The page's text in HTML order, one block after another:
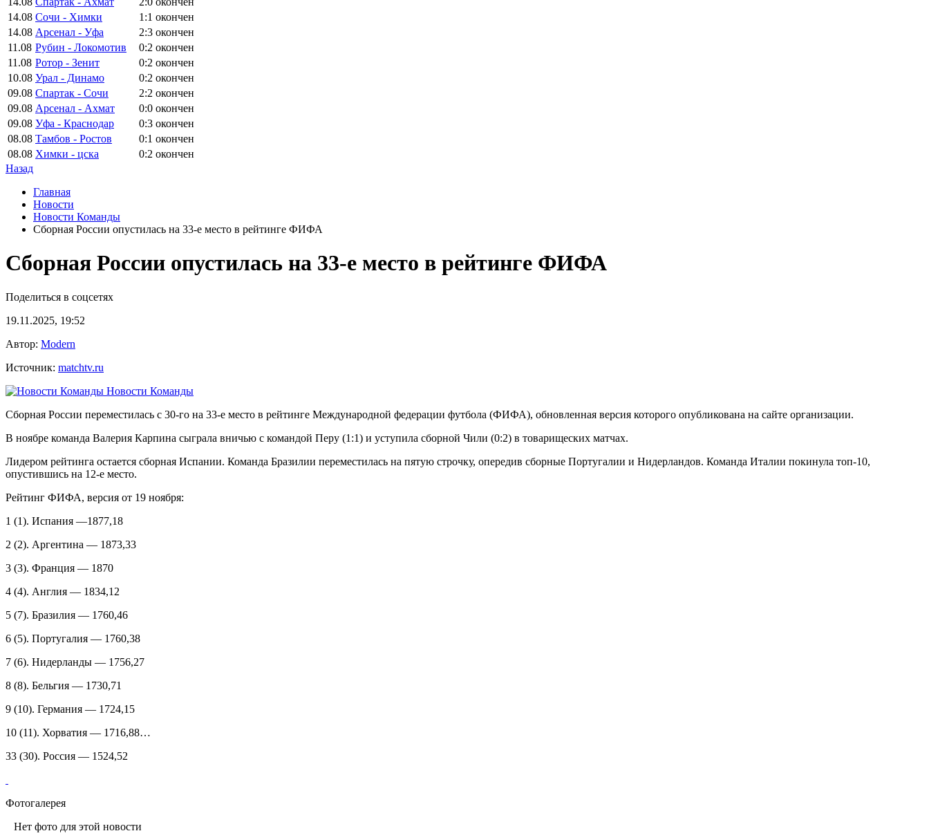
14.08 Сочи - Химки 1:1 окончен
14.08 Арсенал - Уфа 2:3 окончен
11.08 Рубин - Локомотив 0:2 окончен
11.08 Ротор - Зенит 0:2 окончен
10.08 Урал - Динамо 0:2 окончен
09.08 Спартак - Сочи 2:2 окончен
09.08 Арсенал - Ахмат 0:0 окончен
09.08 Уфа - Краснодар 0:3 окончен
08.08 Тамбов - Ростов 0:1 окончен
08.08 Химки - цска 0:2 окончен
Назад
Главная
Новости
Новости Команды
Сборная России опустилась на 33‑е место в рейтинге ФИФА
Сборная России опустилась на 33‑е место в рейтинге ФИФА
Поделиться в соцсетях
19.11.2025, 19:52
Автор: Modern
Источник: matchtv.ru
Новости Команды
Сборная России переместилась с 30‑го на 33‑е место в рейтинге Международной федерации футбола (ФИФА), обновленная версия которого опубликована на сайте организации.
В ноябре команда Валерия Карпина сыграла вничью с командой Перу (1:1) и уступила сборной Чили (0:2) в товарищеских матчах.
Лидером рейтинга остается сборная Испании. Команда Бразилии переместилась на пятую строчку, опередив сборные Португалии и Нидерландов. Команда Италии покинула топ‑10,
опустившись на 12‑е место.
Рейтинг ФИФА, версия от 19 ноября:
1 (1). Испания —1877,18
2 (2). Аргентина — 1873,33
3 (3). Франция — 1870
4 (4). Англия — 1834,12
5 (7). Бразилия — 1760,46
6 (5). Португалия — 1760,38
7 (6). Нидерланды — 1756,27
8 (8). Бельгия — 1730,71
9 (10). Германия — 1724,15
10 (11). Хорватия — 1716,88…
33 (30). Россия — 1524,52
Фотогалерея
Нет фото для этой новости